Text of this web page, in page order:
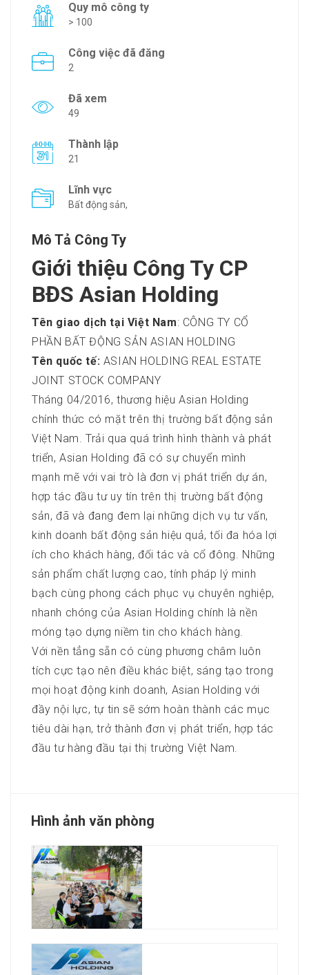
Quy mô công ty
> 100
Công việc đã đăng
2
Đã xem
49
Thành lập
21
Lĩnh vực
Bất động sản,
Mô Tả Công Ty
Giới thiệu Công Ty CP
BĐS Asian Holding
Tên giao dịch tại Việt Nam: CÔNG TY CỔ
PHẦN BẤT ĐỘNG SẢN ASIAN HOLDING
Tên quốc tế: ASIAN HOLDING REAL ESTATE
JOINT STOCK COMPANY
Tháng 04/2016, thương hiệu Asian Holding
chính thức có mặt trên thị trường bất động sản
Việt Nam. Trải qua quá trình hình thành và phát
triển, Asian Holding đã có sự chuyển mình
mạnh mẽ với vai trò là đơn vị phát triển dự án,
hợp tác đầu tư uy tín trên thị trường bất động
sản, đã và đang đem lại những dịch vụ tư vấn,
kinh doanh bất động sản hiệu quả, tối đa hóa lợi
ích cho khách hàng, đối tác và cổ đông. Những
sản phẩm chất lượng cao, tính pháp lý minh
bạch cùng phong cách phục vụ chuyên nghiệp,
nhanh chóng của Asian Holding chính là nền
móng tạo dựng niềm tin cho khách hàng.
Với nền tẳng sẵn có cùng phương châm luôn
tích cực tạo nên điều khác biệt, sáng tạo trong
mọi hoạt động kinh doanh, Asian Holding với
đầy nội lực, tự tin sẽ sớm hoàn thành các mục
tiêu dài hạn, trở thành đơn vị phát triển, hợp tác
đầu tư hàng đầu tại thị trường Việt Nam.
Hình ảnh văn phòng